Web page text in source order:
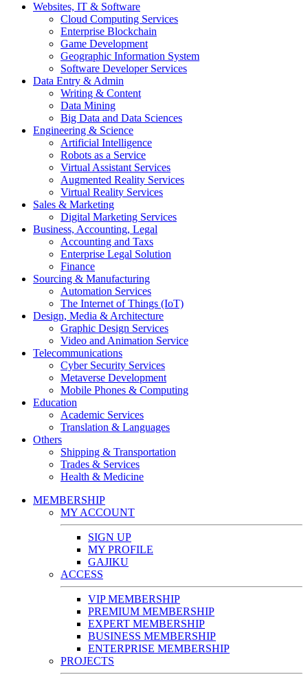
Websites, IT & Software
Cloud Computing Services
Enterprise Blockchain
Game Development
Geographic Information System
Software Developer Services
Data Entry & Admin
Writing & Content
Data Mining
Big Data and Data Sciences
Engineering & Science
Artificial Intelligence
Robots as a Service
Virtual Assistant Services
Augmented Reality Services
Virtual Reality Services
Sales & Marketing
Digital Marketing Services
Business, Accounting, Legal
Accounting and Taxs
Enterprise Legal Solution
Finance
Sourcing & Manufacturing
Automation Services
The Internet of Things (IoT)
Design, Media & Architecture
Graphic Design Services
Video and Animation Service
Telecommunications
Cyber Security Services
Metaverse Development
Mobile Phones & Computing
Education
Academic Services
Translation & Languages
Others
Shipping & Transportation
Trades & Services
Health & Medicine
MEMBERSHIP
MY ACCOUNT
SIGN UP
MY PROFILE
GAJIKU
ACCESS
VIP MEMBERSHIP
PREMIUM MEMBERSHIP
EXPERT MEMBERSHIP
BUSINESS MEMBERSHIP
ENTERPRISE MEMBERSHIP
PROJECTS